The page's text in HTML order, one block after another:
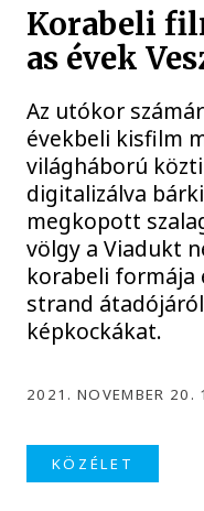
Korabeli
as évek
Az utókor
évekbeli kisfilm
világháború
digitalizálva
megkopott
völgy a Viadukt
korabeli formája
strand
képkockákat.
2021. NOVEMBER 20.
KÖZÉLET